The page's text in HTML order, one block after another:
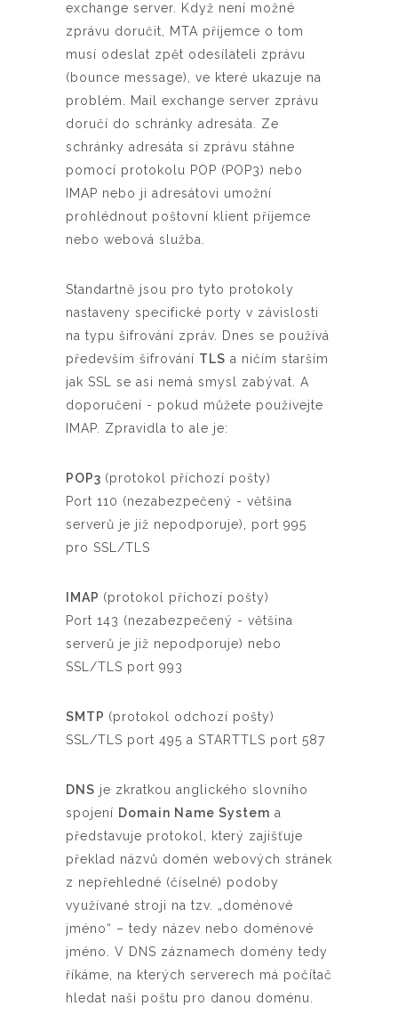
exchange server. Když není možné
zprávu doručit, MTA příjemce o tom
musí odeslat zpět odesílateli zprávu
(bounce message), ve které ukazuje na
problém. Mail exchange server zprávu
doručí do schránky adresáta. Ze
schránky adresáta si zprávu stáhne
pomocí protokolu POP (POP3) nebo
IMAP nebo ji adresátovi umožní
prohlédnout poštovní klient příjemce
nebo webová služba.
Standartně jsou pro tyto protokoly
nastaveny specifické porty v závislosti
na typu šifrování zpráv. Dnes se používá
především šifrování TLS a ničím starším
jak SSL se asi nemá smysl zabývat. A
doporučení - pokud můžete používejte
IMAP. Zpravidla to ale je:
POP3 (protokol příchozí pošty)
Port 110 (nezabezpečený - většina
serverů je již nepodporuje), port 995
pro SSL/TLS
IMAP (protokol příchozí pošty)
Port 143 (nezabezpečený - většina
serverů je již nepodporuje) nebo
SSL/TLS port 993
SMTP (protokol odchozí pošty)
SSL/TLS port 495 a STARTTLS port 587
DNS je zkratkou anglického slovního
spojení Domain Name System a
představuje protokol, který zajišťuje
překlad názvů domén webových stránek
z nepřehledné (číselné) podoby
využívané stroji na tzv. „doménové
jméno“ – tedy název nebo doménové
jméno. V DNS záznamech domény tedy
říkáme, na kterých serverech má počítač
hledat naši poštu pro danou doménu.